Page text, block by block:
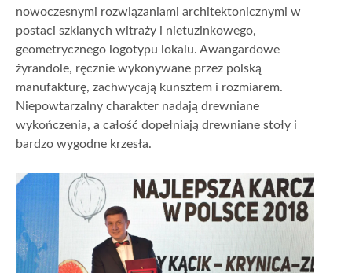
nowoczesnymi rozwiązaniami architektonicznymi w
postaci szklanych witraży i nietuzinkowego,
geometrycznego logotypu lokalu. Awangardowe
żyrandole, ręcznie wykonywane przez polską
manufakturę, zachwycają kunsztem i rozmiarem.
Niepowtarzalny charakter nadają drewniane
wykończenia, a całość dopełniają drewniane stoły i
bardzo wygodne krzesła.